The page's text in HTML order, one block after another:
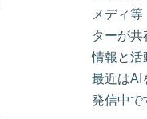
メディ
ターが
情報と活
最近はAI
発信中で